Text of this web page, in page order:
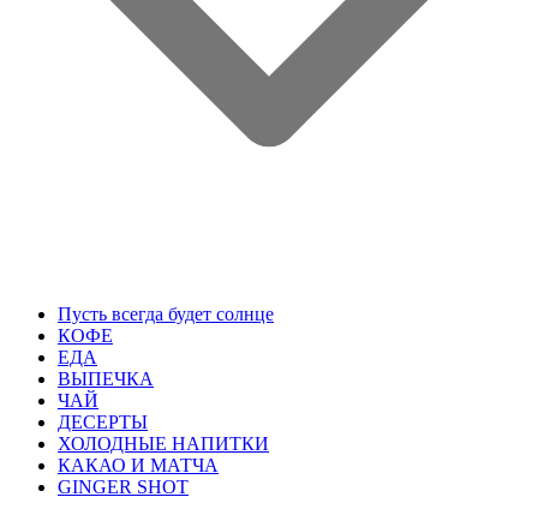
Пусть всегда будет солнце
КОФЕ
ЕДА
ВЫПЕЧКА
ЧАЙ
ДЕСЕРТЫ
ХОЛОДНЫЕ НАПИТКИ
КАКАО И МАТЧА
GINGER SHOT